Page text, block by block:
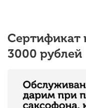
Cертификат
3000 рублей